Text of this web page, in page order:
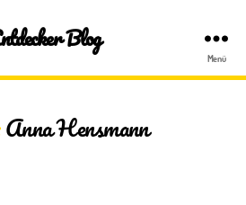
Blog
Menü
Anna Hensmann